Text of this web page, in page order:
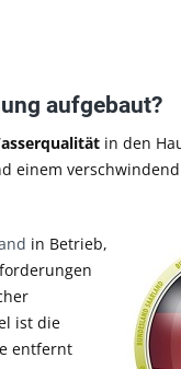
aufgebaut?
in den
einem
in Betrieb,
ist die
entfernt